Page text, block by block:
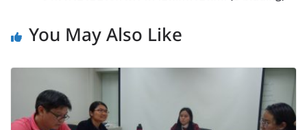
You May Also Like